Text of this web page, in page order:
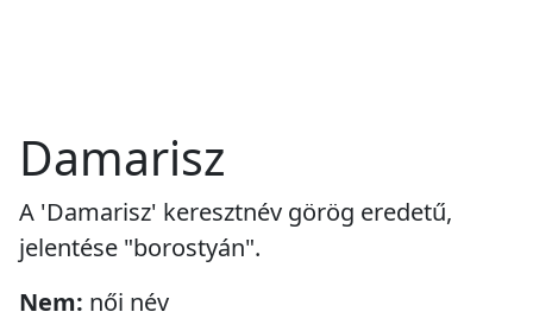
Damarisz
A 'Damarisz' keresztnév görög eredetű,
jelentése "borostyán".
Nem: női név